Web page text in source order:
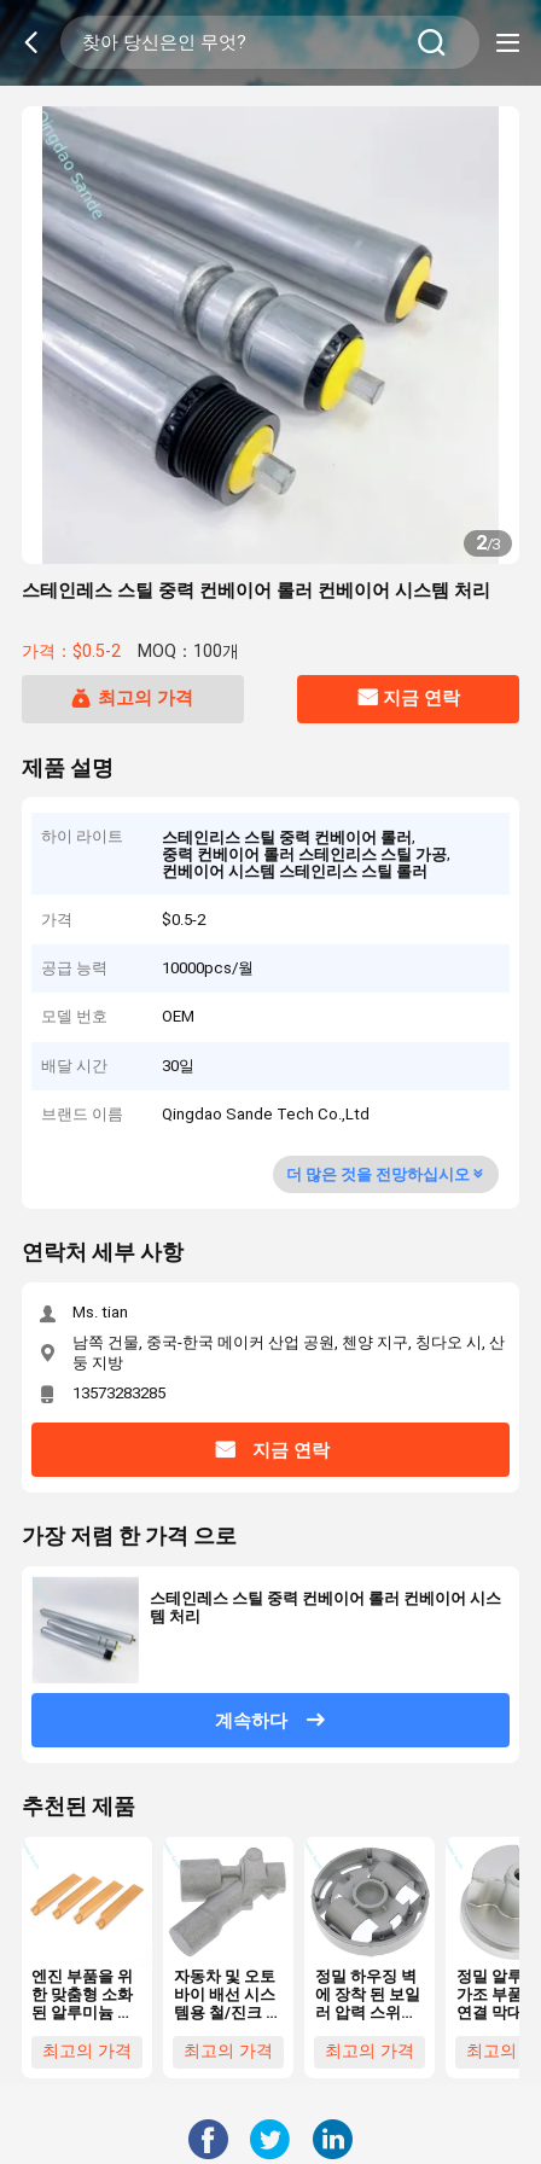
2/3
스테인레스 스틸 중력 컨베이어 롤러 컨베이어 시스템 처리
가격：$0.5-2 MOQ：100개
최고의 가격 지금 연락
제품 설명
하이 라이트 스테인리스 스틸 중력 컨베이어 롤러,
중력 컨베이어 롤러 스테인리스 스틸 가공,
컨베이어 시스템 스테인리스 스틸 롤러
가격 $0.5-2
공급 능력 10000pcs/월
모델 번호 OEM
배달 시간 30일
브랜드 이름 Qingdao Sande Tech Co.,Ltd
더 많은 것을 전망하십시오
연락처 세부 사항
Ms. tian
남쪽 건물, 중국-한국 메이커 산업 공원, 첸양 지구, 칭다오 시, 산
둥 지방
13573283285
지금 연락
가장 저렴 한 가격 으로
스테인레스 스틸 중력 컨베이어 롤러 컨베이어 시스
템 처리
계속하다
추천된 제품
엔진 부품을 위
한 맞춤형 소화
된 알루미늄 가
최고의 가격
자동차 및 오토
바이 배선 시스
템용 철/진크 T
품최고의 가격
정밀 하우징 벽
에 장착 된 보일
러 압력 스위치
알루미늄 부품
최고의 가격
정밀 알루
가조 부품
연결 막대
최고의